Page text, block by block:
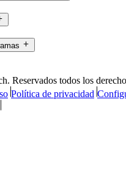
Reservados todos los
Política de privacidad